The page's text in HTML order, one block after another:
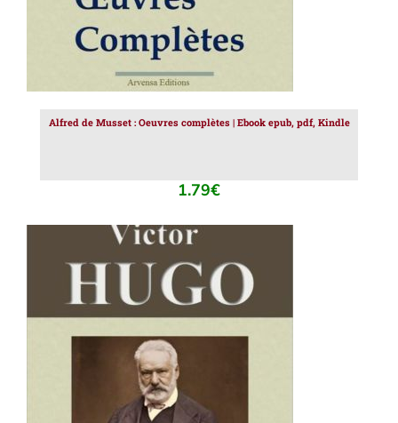
Alfred de Musset : Oeuvres complètes | Ebook epub, pdf, Kindle
1.79€
AJOUTER AU PANIER /